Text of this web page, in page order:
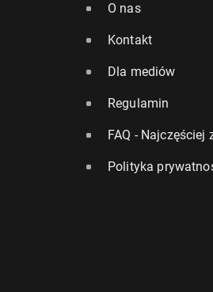
O nas
Kontakt
Dla mediów
Regulamin
Polityka